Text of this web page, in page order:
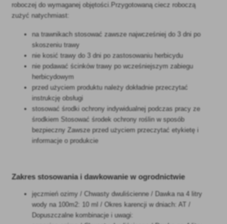
roboczej do wymaganej objętości.Przygotowaną ciecz roboczą
zużyć natychmiast:
na trawnikach stosować zawsze najwcześniej do 3 dni po
skoszeniu trawy
nie kosić trawy do 3 dni po zastosowaniu herbicydu
nie podawać ścinków trawy po wcześniejszym zabiegu
herbicydowym
przed użyciem produktu należy dokładnie przeczytać
instrukcję obsługi
stosować środki ochrony indywidualnej podczas pracy ze
środkiem Stosować środek ochrony roślin w sposób
bezpieczny Zawsze przed użyciem przeczytać etykietę i
informacje o produkcie
Zakres stosowania i dawkowanie w ogrodnictwie
jęczmień ozimy / Chwasty dwuliścienne / Dawka na 4 litry
wody na 100m2: 10 ml / Okres karencji w dniach: AT /
Dopuszczalne kombinacje i uwagi: